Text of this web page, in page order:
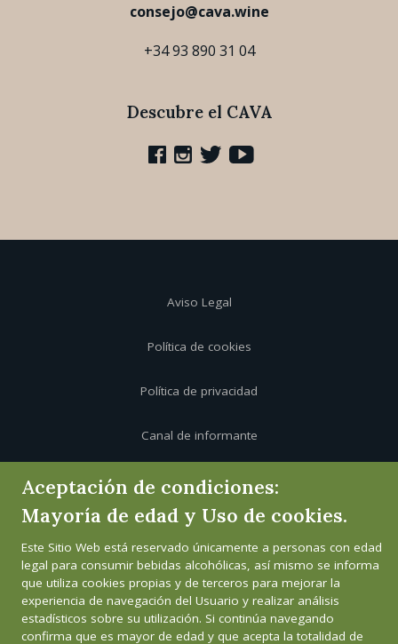
consejo@cava.wine
+34 93 890 31 04
Descubre el CAVA
Aviso Legal
Política de cookies
Política de privacidad
Canal de informante
Aceptación de condiciones:
Mayoría de edad y Uso de cookies.
Este Sitio Web está reservado únicamente a personas con edad
legal para consumir bebidas alcohólicas, así mismo se informa
que utiliza cookies propias y de terceros para mejorar la
experiencia de navegación del Usuario y realizar análisis
estadísticos sobre su utilización. Si continúa navegando
confirma que es mayor de edad y que acepta la totalidad de